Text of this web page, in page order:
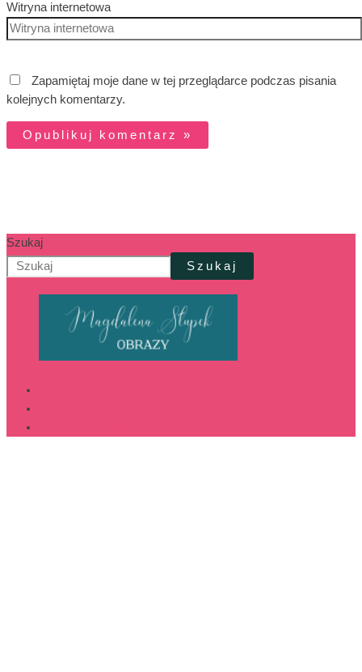
Witryna internetowa
Zapamiętaj moje dane w tej przeglądarce podczas pisania
kolejnych komentarzy.
Szukaj
Szukaj